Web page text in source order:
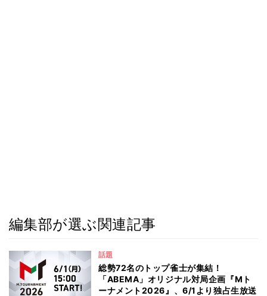
編集部が選ぶ関連記事
話題
総勢72名のトップ雀士が集結！
「ABEMA」オリジナル対局企画『Mト
ーナメント2026』、6/1より独占生放送